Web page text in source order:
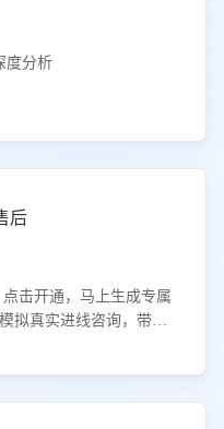
度分析
后
击开通，马上生成专属
拟真实进线咨询，带您